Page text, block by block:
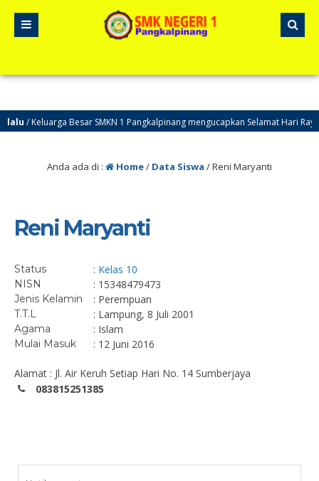
/ Keluarga Besar SMKN 1 Pangkalpinang mengucapkan Selamat Hari Raya
Anda ada di : Home/ Data Siswa /Reni Maryanti
Reni Maryanti
Status : Kelas 10
NISN : 15348479473
Jenis Kelamin : Perempuan
T.T.L : Lampung, 8 Juli 2001
Agama : Islam
Mulai Masuk : 12 Juni 2016
Alamat : Jl. Air Keruh Setiap Hari No. 14 Sumberjaya
083815251385